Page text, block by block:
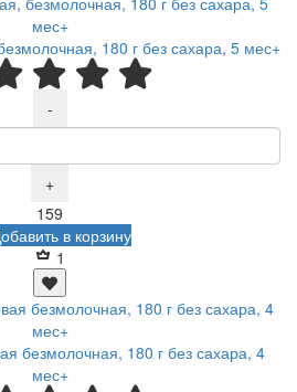
180 г без сахара, 5 мес+
-
+
159
в корзину
1
безмолочная, 180 г без сахара, 4
мес+